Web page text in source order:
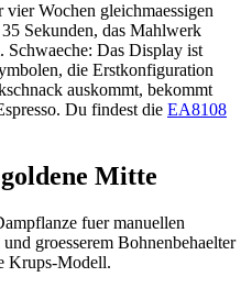
Wochen gleichmaessigen
Sekunden, das Mahlwerk
Schwaeche: Das Display ist
die Erstkonfiguration
auskommt, bekommt
Du findest die EA8108
Mitte
fuer manuellen
groesserem Bohnenbehaelter
Krups-Modell.